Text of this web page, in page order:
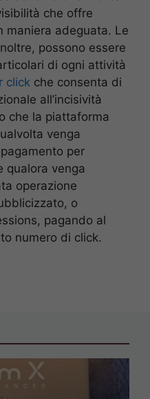
che offre
maniera adeguata. Le
possono essere
di ogni attività
click che consenta di
all’incisività
che la piattaforma
venga
per
qualora venga
operazione
o
pagando al
numero di click.